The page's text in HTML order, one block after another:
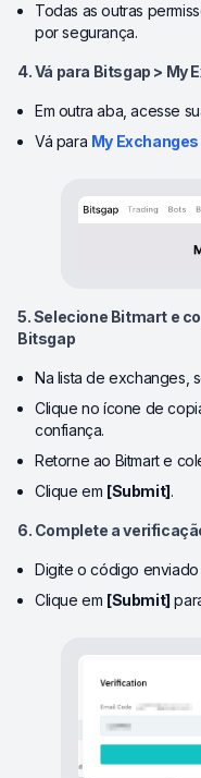
Todas as outras
por segurança.
4. Vá para Bitsgap > My
Em outra aba, acesse
Vá para My Exchanges
5. Selecione Bitmart e
Bitsgap
Na lista de exchanges,
Clique no ícone de
confiança.
Retorne ao Bitmart e
Clique em [Submit].
6. Complete a
Digite o código enviado
Clique em [Submit]